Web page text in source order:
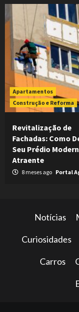
Apartamentos
Construção e Reforma
Revitalização de
Fachadas: Como
Seu Prédio
Atraente
8 meses ago Portal
Notícias
Curiosidades
Carros